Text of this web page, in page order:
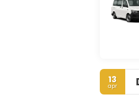
13
apr